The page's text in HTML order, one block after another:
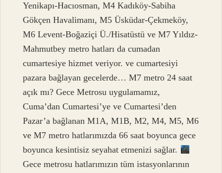
Yenikapı-Hacıosman, M4 Kadıköy-Sabiha
Gökçen Havalimanı, M5 Üsküdar-Çekmeköy,
M6 Levent-Boğaziçi Ü./Hisatüstü ve M7 Yıldız-
Mahmutbey metro hatları da cumadan
cumartesiye hizmet veriyor. ve cumartesiyi
pazara bağlayan gecelerde… M7 metro 24 saat
açık mı? Gece Metrosu uygulamamız,
Cuma’dan Cumartesi’ye ve Cumartesi’den
Pazar’a bağlanan M1A, M1B, M2, M4, M5, M6
ve M7 metro hatlarımızda 66 saat boyunca gece
boyunca kesintisiz seyahat etmenizi sağlar.
Gece metrosu hatlarımızın tüm istasyonlarının